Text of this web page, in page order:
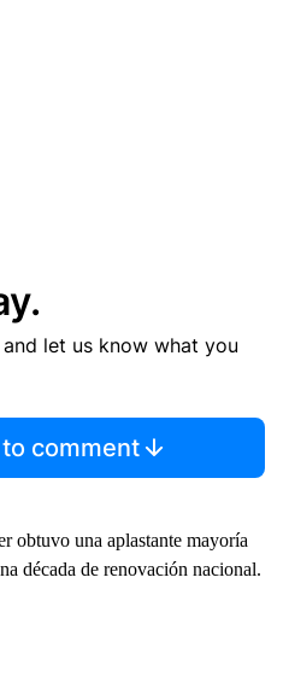
let us know what you
comment
obtuvo una aplastante mayoría
década de renovación nacional.